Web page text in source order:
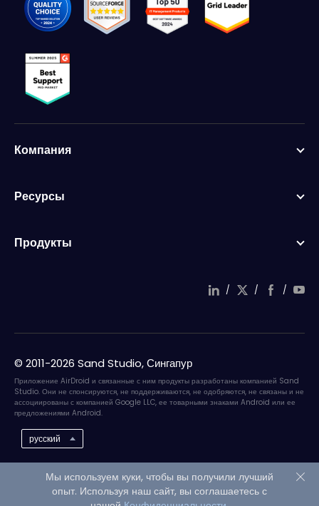
Компания
Ресурсы
Продукты
/ / /
© 2011-2026 Sand Studio, Сингапур
Приложение AirDroid и связанные с ним продукты разработаны компанией Sand
Studio. Они не спонсируются, не поддерживаются, не одобряются, не связаны и не
ассоциированы с компанией Google LLC, ее товарными знаками Android или ее
предложениями Android.
русский
Мы используем куки, чтобы вы получили лучший
опыт. Используя наш сайт, вы соглашаетесь с